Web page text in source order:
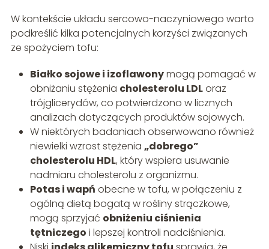
W kontekście układu sercowo-naczyniowego warto
podkreślić kilka potencjalnych korzyści związanych
ze spożyciem tofu:
Białko sojowe i izoflawonymogą pomagać w
obniżaniu stężenia cholesterolu LDLoraz
trójglicerydów, co potwierdzono w licznych
analizach dotyczących produktów sojowych.
W niektórych badaniach obserwowano również
niewielki wzrost stężenia „dobrego”
cholesterolu HDL, który wspiera usuwanie
nadmiaru cholesterolu z organizmu.
Potas i wapń obecne w tofu, w połączeniu z
ogólną dietą bogatą w rośliny strączkowe,
mogą sprzyjać obniżeniu ciśnienia
tętniczego i lepszej kontroli nadciśnienia.